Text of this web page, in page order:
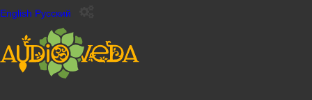
English Русский